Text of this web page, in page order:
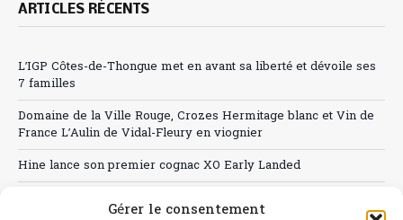
Gérer le consentement
ARTICLES RÉCENTS
L’IGP Côtes-de-Thongue met en avant sa liberté et dévoile ses
7 familles
Domaine de la Ville Rouge, Crozes Hermitage blanc et Vin de
France L’Aulin de Vidal-Fleury en viognier
Hine lance son premier cognac XO Early Landed